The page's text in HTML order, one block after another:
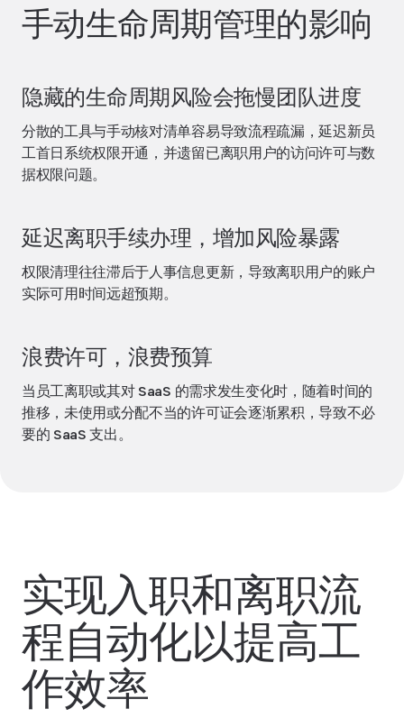
手动生命周期管理的影响
隐藏的生命周期风险会拖慢团队进度
分散的工具与手动核对清单容易导致流程疏漏，延迟新员
工首日系统权限开通，并遗留已离职用户的访问许可与数
据权限问题。
延迟离职手续办理，增加风险暴露
权限清理往往滞后于人事信息更新，导致离职用户的账户
实际可用时间远超预期。
浪费许可，浪费预算
当员工离职或其对 SaaS 的需求发生变化时，随着时间的
推移，未使用或分配不当的许可证会逐渐累积，导致不必
要的 SaaS 支出。
实现入职和离职流
程自动化以提高工
作效率